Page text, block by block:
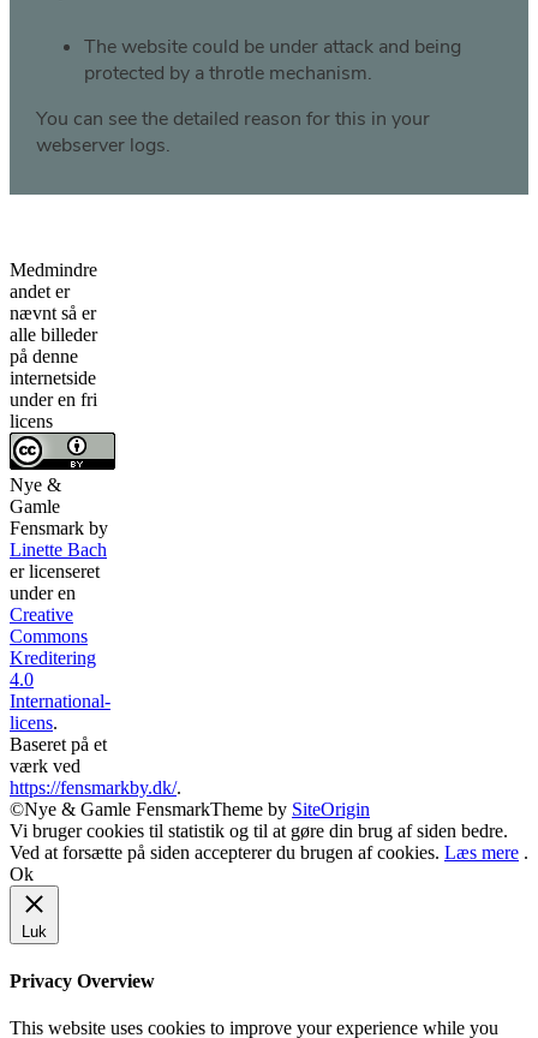
Medmindre
andet er
nævnt så er
alle billeder
på denne
internetside
under en fri
licens
Nye &
Gamle
Fensmark by
Linette Bach
er licenseret
under en
Creative
Commons
Kreditering
4.0
International-
licens.
Baseret på et
værk ved
https://fensmarkby.dk/.
©Nye & Gamle FensmarkTheme by SiteOrigin
Vi bruger cookies til statistik og til at gøre din brug af siden bedre.
Ved at forsætte på siden accepterer du brugen af cookies. Læs mere .
Ok
Luk
Privacy Overview
This website uses cookies to improve your experience while you